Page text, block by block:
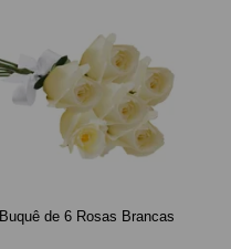
Buquê de 6 Rosas Brancas